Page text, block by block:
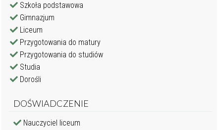
Szkoła podstawowa
Gimnazjum
Liceum
Przygotowania do matury
Przygotowania do studiów
Studia
Dorośli
DOŚWIADCZENIE
Nauczyciel liceum